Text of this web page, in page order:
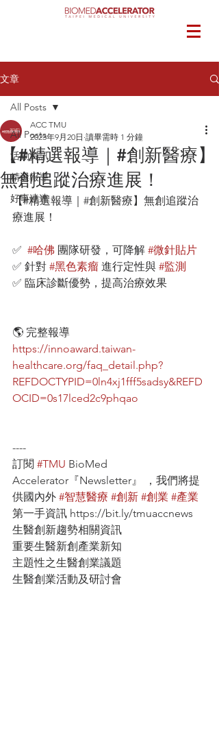
文章
All Posts
活動資訊
精選報導
好事連連
All Posts
【#精選報導｜#創新醫療】
無創追蹤治療進展！
ACC TMU
2023年9月20日 讀畢需時 1 分鐘
【#精選報導｜#創新醫療】無創追蹤治
療進展！
✅ #哈佛 團隊研發，可降解 #微針貼片
✅ 針對 #黑色素瘤 進行定性與 #監測
✅ 臨床診斷優勢，提高治療效果
🌎 完整報導
https://innoaward.taiwan-
healthcare.org/faq_detail.php?
REFDOCTYPID=0ln4xj1fff5sadsy&REFD
OCID=0s17lced2c9phqao
----
訂閱 #TMU BioMed
Accelerator『Newsletter』 ，我們將提
供國內外 #智慧醫療 #創新 #創業 #產業
第一手資訊 https://bit.ly/tmuaccnews
生醫創新趨勢相關資訊
重要生醫新創產業新知
主題性之生醫創業議題
生醫創業活動及研討會